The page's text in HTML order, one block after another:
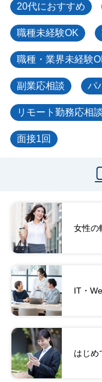
20代におすすめ
職種未経験OK
職種・業界未経験
副業応相談 パ
リモート勤務応相談
面接1回
女性の
IT・
はじめ